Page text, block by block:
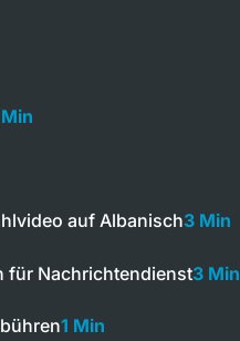
auf Albanisch3 Min
für Nachrichtendienst3 Min
1 Min